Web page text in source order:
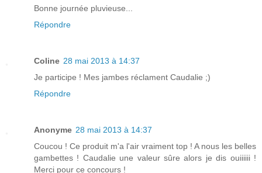
Bonne journée pluvieuse...
Répondre
Coline 28 mai 2013 à 14:37
Je participe ! Mes jambes réclament Caudalie ;)
Répondre
Anonyme 28 mai 2013 à 14:37
Coucou ! Ce produit m'a l'air vraiment top ! A nous les belles
gambettes ! Caudalie une valeur sûre alors je dis ouiiiiii !
Merci pour ce concours !